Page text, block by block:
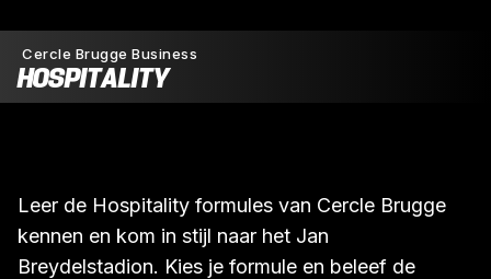
Cercle Brugge Business
HOSPITALITY
Leer de Hospitality formules van Cercle Brugge
kennen en kom in stijl naar het Jan
Breydelstadion. Kies je formule en beleef de